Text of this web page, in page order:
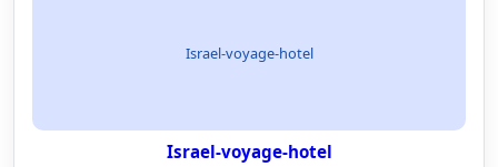
Israel-voyage-hotel
Israel-voyage-hotel